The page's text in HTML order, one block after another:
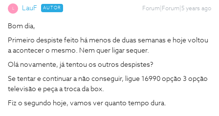
LauF AUTOR Forum|Forum|5 years ago
Bom dia,
Primeiro despiste feito há menos de duas semanas e hoje voltou
a acontecer o mesmo. Nem quer ligar sequer.
Olá novamente, já tentou os outros despistes?
Se tentar e continuar a não conseguir, ligue 16990 opção 3 opção
televisão e peça a troca da box.
Fiz o segundo hoje, vamos ver quanto tempo dura.